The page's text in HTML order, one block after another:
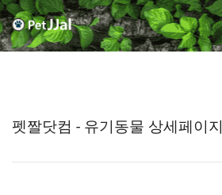
펫짤닷컴 - 유기동물 상세페이지